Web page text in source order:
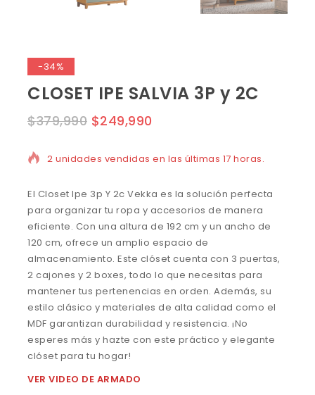
-34%
CLOSET IPE SALVIA 3P y 2C
$379,990 $249,990
2 unidades vendidas en las últimas 17 horas.
El Closet Ipe 3p Y 2c Vekka es la solución perfecta
para organizar tu ropa y accesorios de manera
eficiente. Con una altura de 192 cm y un ancho de
120 cm, ofrece un amplio espacio de
almacenamiento. Este clóset cuenta con 3 puertas,
2 cajones y 2 boxes, todo lo que necesitas para
mantener tus pertenencias en orden. Además, su
estilo clásico y materiales de alta calidad como el
MDF garantizan durabilidad y resistencia. ¡No
esperes más y hazte con este práctico y elegante
clóset para tu hogar!
VER VIDEO DE ARMADO